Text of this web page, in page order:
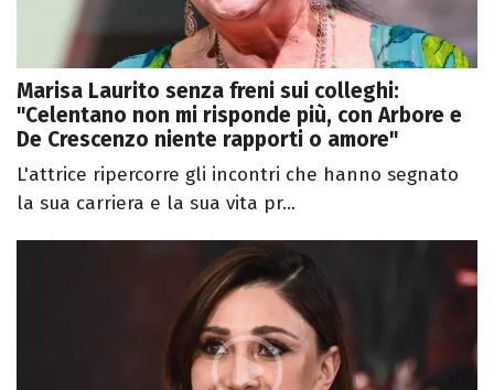
Marisa Laurito senza freni sui colleghi:
"Celentano non mi risponde più, con Arbore e
De Crescenzo niente rapporti o amore"
L'attrice ripercorre gli incontri che hanno segnato
la sua carriera e la sua vita pr...